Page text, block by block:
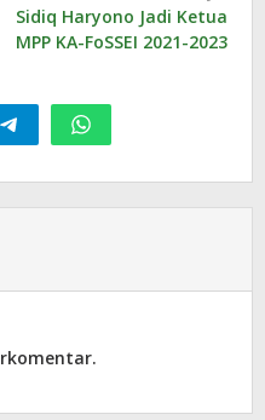
Sidiq Haryono Jadi Ketua
MPP KA-FoSSEI 2021-2023